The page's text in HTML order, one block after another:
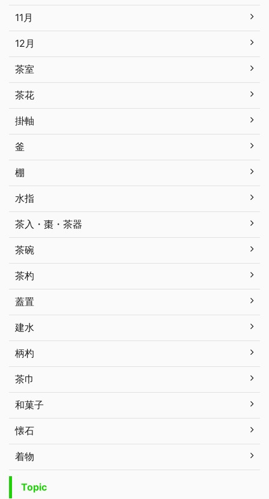
11月
12月
茶室
茶花
掛軸
釜
棚
水指
茶入・棗・茶器
茶碗
茶杓
蓋置
建水
柄杓
茶巾
和菓子
懐石
着物
Topic